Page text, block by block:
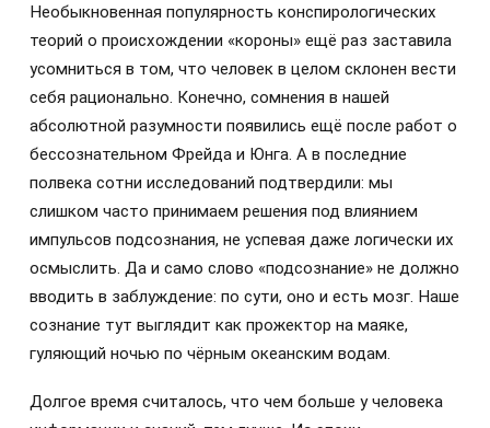
Необыкновенная популярность конспирологических
теорий о происхождении «короны» ещё раз заставила
усомниться в том, что человек в целом склонен вести
себя рационально. Конечно, сомнения в нашей
абсолютной разумности появились ещё после работ о
бессознательном Фрейда и Юнга. А в последние
полвека сотни исследований подтвердили: мы
слишком часто принимаем решения под влиянием
импульсов подсознания, не успевая даже логически их
осмыслить. Да и само слово «подсознание» не должно
вводить в заблуждение: по сути, оно и есть мозг. Наше
сознание тут выглядит как прожектор на маяке,
гуляющий ночью по чёрным океанским водам.
Долгое время считалось, что чем больше у человека